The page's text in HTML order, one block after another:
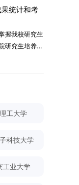
发平台，获得
资源由包括院
，提供高水平
流。（三）优
贴与生活补
可优先获得苏
条件与报名流
交通大学推荐
研究生招生的
生意向，并在
缴费统一在网
9:00至
及专业目录，
视为自动放
件的考生，需
表》，按要求
正确。所有纸
室。重要提
性和准确性负
为先、科研报
风建设方面，
清气正的学术
制学校系统推
机融合，构建
综合素质，培
任感的时代新
和区域发展需
学校拥有4个
点。“十四
绿色生产技术
推动农业绿色
学与生态学相
、服务双碳目
合作社这一现
型—收益”的
在引导农业生
、分析框架、
号）两份核
建选拔工作专
选拔全流程工
门成立选拔工
本次自主选择
日制普通本
生环节中，国
试+复试”的
，具体安排如
统计和考
握我校研究生
研究生培养质
管理的规范
如下：一、成
对象为我校全
涵盖正式刊发
证书及参与国
管理信息系
工大学
科技大学
工业大学